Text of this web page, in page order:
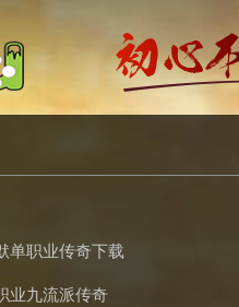
单职业传奇下载
业九流派传奇